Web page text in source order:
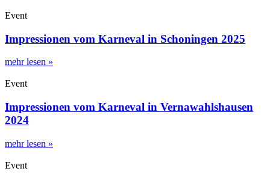
Event
Impressionen vom Karneval in Schoningen 2025
mehr lesen »
Event
Impressionen vom Karneval in Vernawahlshausen
2024
mehr lesen »
Event